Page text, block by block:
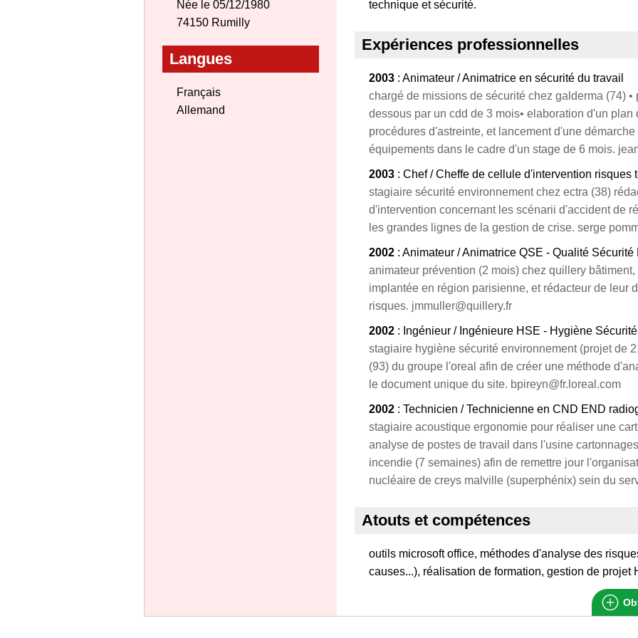
Née le 05/12/1980
74150 Rumilly
Langues
Français
Allemand
technique et sécurité.
Expériences professionnelles
2003 : Animateur / Animatrice en sécurité du travail
chargé de missions de sécurité chez galderma (74)
dessous par un cdd de 3 mois• elaboration d'un
procédures d'astreinte, et lancement d'une
équipements dans le cadre d'un stage de 6 mois.
2003 : Chef / Cheffe de cellule d'intervention risques
stagiaire sécurité environnement chez ectra (38)
d'intervention concernant les scénarii d'accident de
les grandes lignes de la gestion de crise. serge
2002 : Animateur / Animatrice QSE - Qualité
animateur prévention (2 mois) chez quillery
implantée en région parisienne, et rédacteur de leur
risques. jmmuller@quillery.fr
2002 : Ingénieur / Ingénieure HSE - Hygiène
stagiaire hygiène sécurité environnement (projet de
(93) du groupe l'oreal afin de créer une méthode
le document unique du site. bpireyn@fr.loreal.com
2002 : Technicien / Technicienne en CND END
stagiaire acoustique ergonomie pour réaliser une
analyse de postes de travail dans l'usine
incendie (7 semaines) afin de remettre jour
nucléaire de creys malville (superphénix) sein du
Atouts et compétences
outils microsoft office, méthodes d'analyse des
causes...), réalisation de formation, gestion de projet